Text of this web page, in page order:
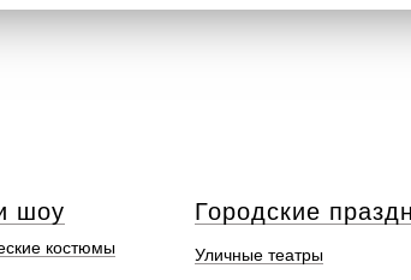
Уличные театры
Городские
костюмы
шоу